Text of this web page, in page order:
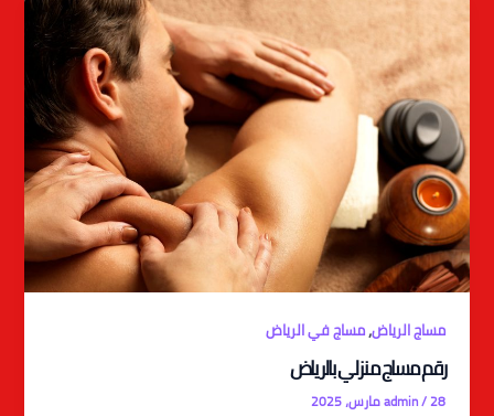
مساج الرياض,مساج في الرياض
رقم مساج منزلي بالرياض
admin/28 مارس، 2025